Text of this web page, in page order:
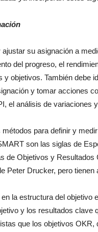
su asignación a
del progreso, el
objetivos. También debe
y tomar acciones
el análisis de variaciones
para definir y
son las siglas de
de Objetivos y
Peter Drucker, pero tienen
la estructura del objetivo
y los resultados clave
que los objetivos